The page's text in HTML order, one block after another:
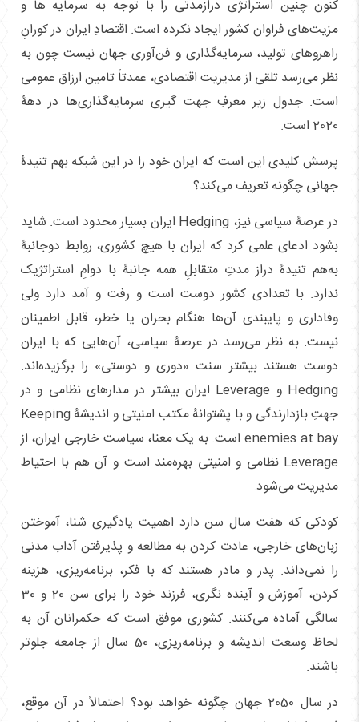
کنون چنین استراتژی درازمدتی را با توجه به سرمایه ها و
مزیت‌های فراوان کشور ایجاد نکرده است. اقتصادِ ایران در کورانِ
راهروهای تولید، سرمایه‌گذاری و فن‌آوری جهان نیست چون به
نظر می‌رسد تلقی از مدیریت اقتصادی، عمدتاً تامین ارزاق عمومی
است. جدول زیر معرفِ جهت گیری سرمایه‌گذاری‌ها در دهۀ
2020 است.
پرسش کلیدی این است که ایران خود را در این شبکه بهم تنیدۀ
جهانی چگونه تعریف می‌کند؟
در عرصۀ سیاسی نیز، Hedging ایران بسیار محدود است. شاید
بشود ادعای علمی کرد که ایران با هیچ کشوری، روابط دوجانبۀ
به‌هم تنیدۀ دراز مدتِ متقابلِ همه جانبۀ با دوامِ استراتژیک
ندارد. با تعدادی کشور دوست است و رفت و آمد دارد ولی
وفاداری و پایبندی آن‌ها هنگام بحران یا خطر، قابل اطمینان
نیست. به نظر می‌رسد در عرصۀ سیاسی، آن‌هایی که با ایران
دوست هستند بیشتر سنت «دوری و دوستی» را برگزیده‌اند.
Hedging و Leverage ایران بیشتر در مدارهای نظامی و در
جهتِ بازدارندگی و با پشتوانۀ مکتب امنیتی و اندیشۀ Keeping
enemies at bay است. به یک معنا، سیاست خارجی ایران، از
Leverage نظامی و امنیتی بهره‌مند است و آن هم با احتیاط
مدیریت می‌شود.
کودکی که هفت سال سن دارد اهمیت یادگیری شنا، آموختن
زبان‌های خارجی، عادت کردن به مطالعه و پذیرفتن آداب مدنی
را نمی‌داند. پدر و مادر هستند که با فکر، برنامه‌ریزی، هزینه
کردن، آموزش و آینده نگری، فرزند خود را برای سن 20 و 30
سالگی آماده می‌کنند. کشوری موفق است که حکمرانان آن به
لحاظ وسعت اندیشه و برنامه‌ریزی، 50 سال از جامعه جلوتر
باشند.
در سال 2050 جهان چگونه خواهد بود؟ احتمالاً در آن موقع،